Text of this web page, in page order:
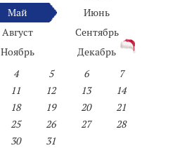
Май
Июнь
Август
Сентябрь
Ноябрь
Декабрь
4 5 6
7
11 12 13
14
18 19 20
21
25 26 27
28
30 31